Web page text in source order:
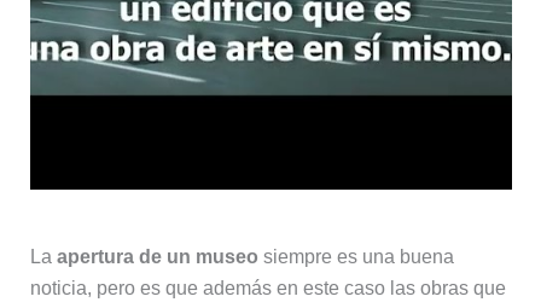
La apertura de un museo siempre es una buena
noticia, pero es que además en este caso las obras que